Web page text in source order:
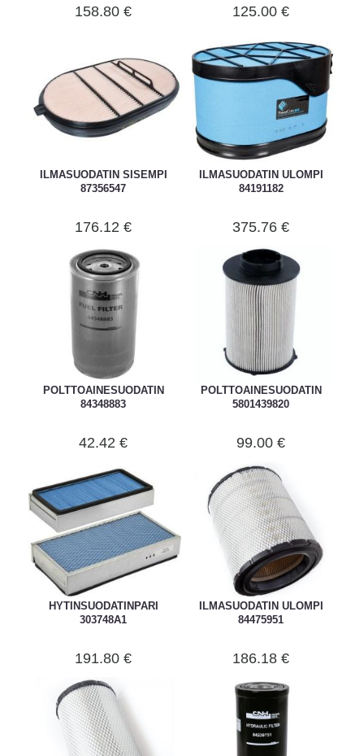
158.80 € 125.00 €
ILMASUODATIN SISEMPI
87356547
176.12 €
ILMASUODATIN ULOMPI
84191182
375.76 €
POLTTOAINESUODATIN
84348883
42.42 €
POLTTOAINESUODATIN
5801439820
99.00 €
HYTINSUODATINPARI
303748A1
191.80 €
ILMASUODATIN ULOMPI
84475951
186.18 €